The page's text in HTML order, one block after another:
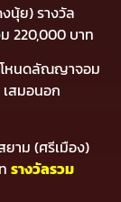
นุ้ย) รางวัล
220,000 บาท
โหนดลัณญาจอม
สมอนอก
าม (ศรีเมือง)
รางวัลรวม